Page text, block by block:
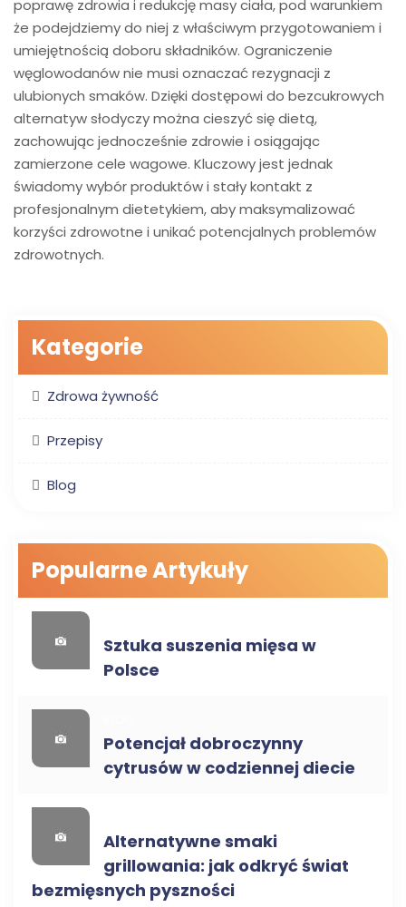
poprawę zdrowia i redukcję masy ciała, pod warunkiem
że podejdziemy do niej z właściwym przygotowaniem i
umiejętnością doboru składników. Ograniczenie
węglowodanów nie musi oznaczać rezygnacji z
ulubionych smaków. Dzięki dostępowi do bezcukrowych
alternatyw słodyczy można cieszyć się dietą,
zachowując jednocześnie zdrowie i osiągając
zamierzone cele wagowe. Kluczowy jest jednak
świadomy wybór produktów i stały kontakt z
profesjonalnym dietetykiem, aby maksymalizować
korzyści zdrowotne i unikać potencjalnych problemów
zdrowotnych.
Kategorie
Zdrowa żywność
Przepisy
Blog
Popularne Artykuły
Sztuka suszenia mięsa w
Polsce
Potencjał dobroczynny
cytrusów w codziennej diecie
Alternatywne smaki
grillowania: jak odkryć świat
bezmięsnych pyszności